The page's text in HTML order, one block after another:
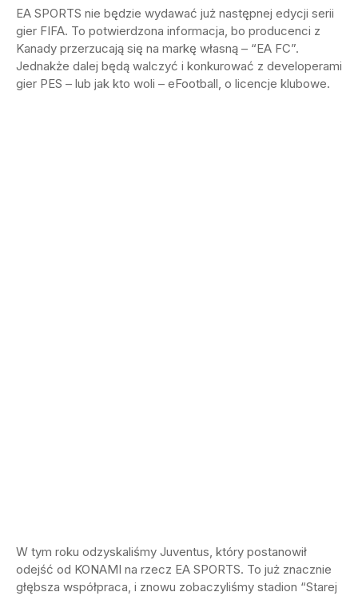
EA SPORTS nie będzie wydawać już następnej edycji serii
gier FIFA. To potwierdzona informacja, bo producenci z
Kanady przerzucają się na markę własną – “EA FC”.
Jednakże dalej będą walczyć i konkurować z developerami
gier PES – lub jak kto woli – eFootball, o licencje klubowe.
W tym roku odzyskaliśmy Juventus, który postanowił
odejść od KONAMI na rzecz EA SPORTS. To już znacznie
głębsza współpraca, i znowu zobaczyliśmy stadion “Starej